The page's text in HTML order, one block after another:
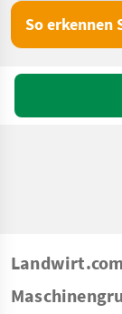
So erkennen
Landwirt.com